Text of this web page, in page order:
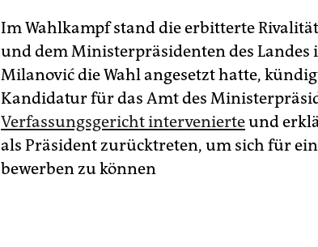
Im Wahlkampf stand die erbitterte
und dem Ministerpräsidenten des
Milanović die Wahl angesetzt hatte,
Kandidatur für das Amt des
Verfassungsgericht intervenierteund
als Präsident zurücktreten, um sich für
bewerben zu können